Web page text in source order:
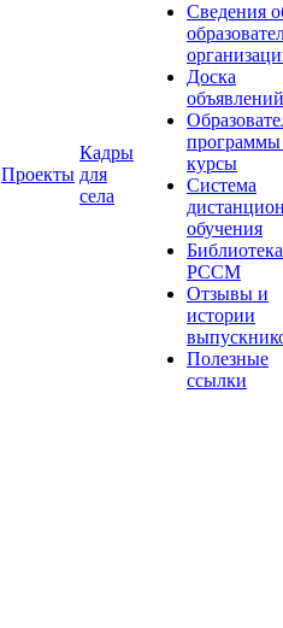
Проекты
Кадры
для
села
Сведения
Доска
объявлений
курсы
Система
обучения
Библиотека
РССМ
Отзывы и
истории
Полезные
ссылки